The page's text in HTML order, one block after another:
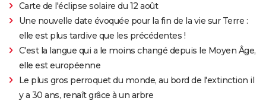
Carte de l'éclipse solaire du 12 août
Une nouvelle date évoquée pour la fin de la vie sur Terre :
elle est plus tardive que les précédentes !
C'est la langue qui a le moins changé depuis le Moyen Âge,
elle est européenne
Le plus gros perroquet du monde, au bord de l'extinction il
y a 30 ans, renaît grâce à un arbre